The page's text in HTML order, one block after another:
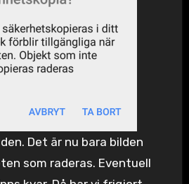
Det är nu bara bilden
som raderas. Eventuell